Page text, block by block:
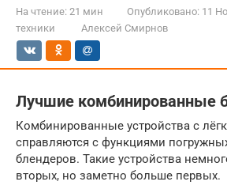
На чтение: 21 мин Опубликовано: 11
техники
Алексей Смирнов
Лучшие комбинированные
Комбинированные устройства с
справляются с функциями
блендеров. Такие устройства
вторых, но заметно больше первых.